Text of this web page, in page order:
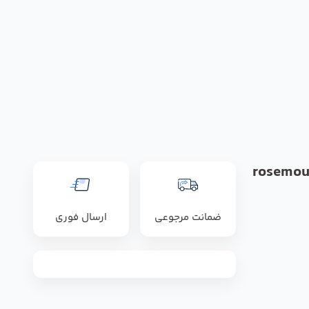
ضمانت مرجوعی ارسال فوری